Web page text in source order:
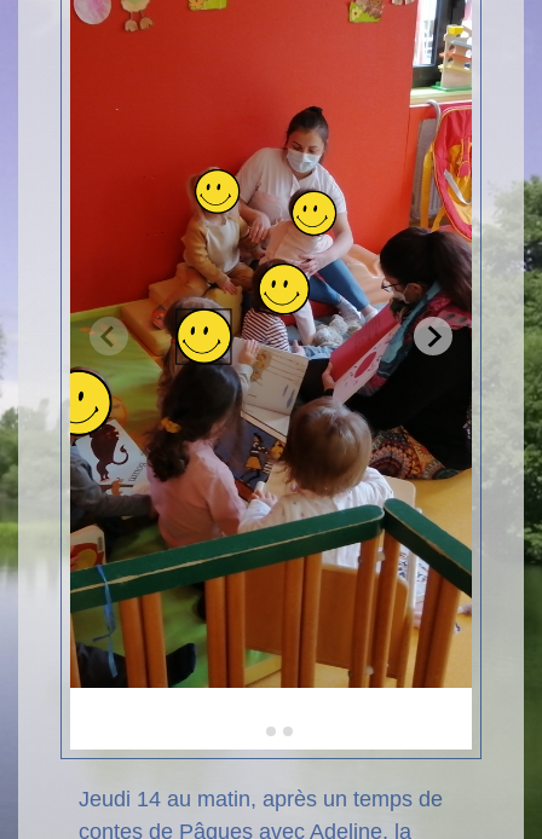
Jeudi 14 au matin, après un temps de
contes de Pâques avec Adeline, la